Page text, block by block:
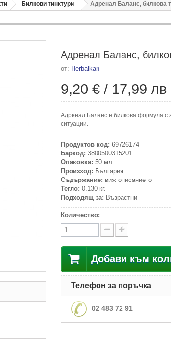
Билкови тинктури Адренал Баланс, билкова
Адренал Баланс,
от: Herbalkan
9,20 € / 17,99 лв
Адренал Баланс е билкова формула с
ситуации.
Продуктов код: 69726174
Баркод: 3800500315201
Опаковка: 50 мл.
Произход: България
Съдържание: виж описанието
Тегло: 0.130 кг.
Подходящ за: Възрастни
Количество:
Добави към
Телефон за поръчка
02 483 72 91